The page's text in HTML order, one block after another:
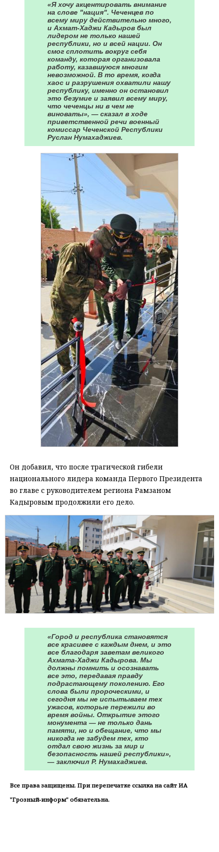
«Я хочу акцентировать внимание
на слове "нация". Чеченцев по
всему миру действительно много,
и Ахмат-Хаджи Кадыров был
лидером не только нашей
республики, но и всей нации. Он
смог сплотить вокруг себя
команду, которая организовала
работу, казавшуюся многим
невозможной. В то время, когда
хаос и разрушения охватили нашу
республику, именно он остановил
это безумие и заявил всему миру,
что чеченцы ни в чем не
виноваты», — сказал в ходе
приветственной речи военный
комиссар Чеченской Республики
Руслан Нумахаджиев.
Он добавил, что после трагической гибели
национального лидера команда Первого Президента
во главе с руководителем региона Рамзаном
Кадыровым продолжили его дело.
«Город и республика становятся
все красивее с каждым днем, и это
все благодаря заветам великого
Ахмата-Хаджи Кадырова. Мы
должны помнить и осознавать
все это, передавая правду
подрастающему поколению. Его
слова были пророческими, и
сегодня мы не испытываем тех
ужасов, которые пережили во
время войны. Открытие этого
монумента — не только дань
памяти, но и обещание, что мы
никогда не забудем тех, кто
отдал свою жизнь за мир и
безопасность нашей республики»,
— заключил Р. Нумахаджиев.
Все права защищены. При перепечатке ссылка на сайт ИА
"Грозный-информ" обязательна.